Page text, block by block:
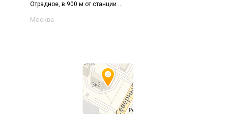
Отрадное, в 900 м от станции ...
Москва